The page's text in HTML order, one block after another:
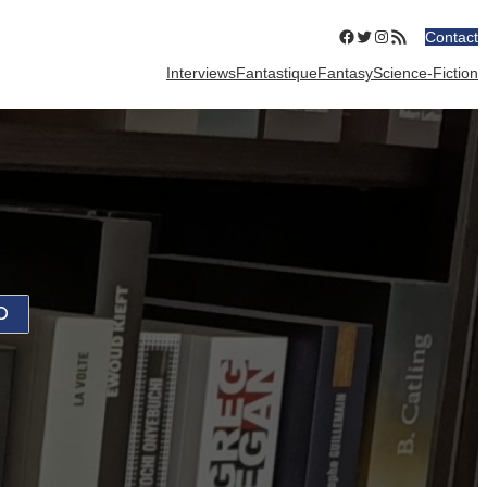
Facebook
Twitter
Instagram
Flux RSSContact
InterviewsFantastiqueFantasyScience-Fiction